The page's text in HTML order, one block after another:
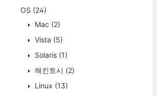
OS (24)
Mac (2)
Vista (5)
Solaris (1)
해킨토시 (2)
Linux (13)